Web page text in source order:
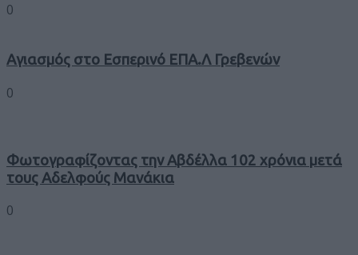
0
Αγιασμός στο Εσπερινό ΕΠΑ.Λ Γρεβενών
0
Φωτογραφίζοντας την Αβδέλλα 102 χρόνια μετά
τους Αδελφούς Μανάκια
0